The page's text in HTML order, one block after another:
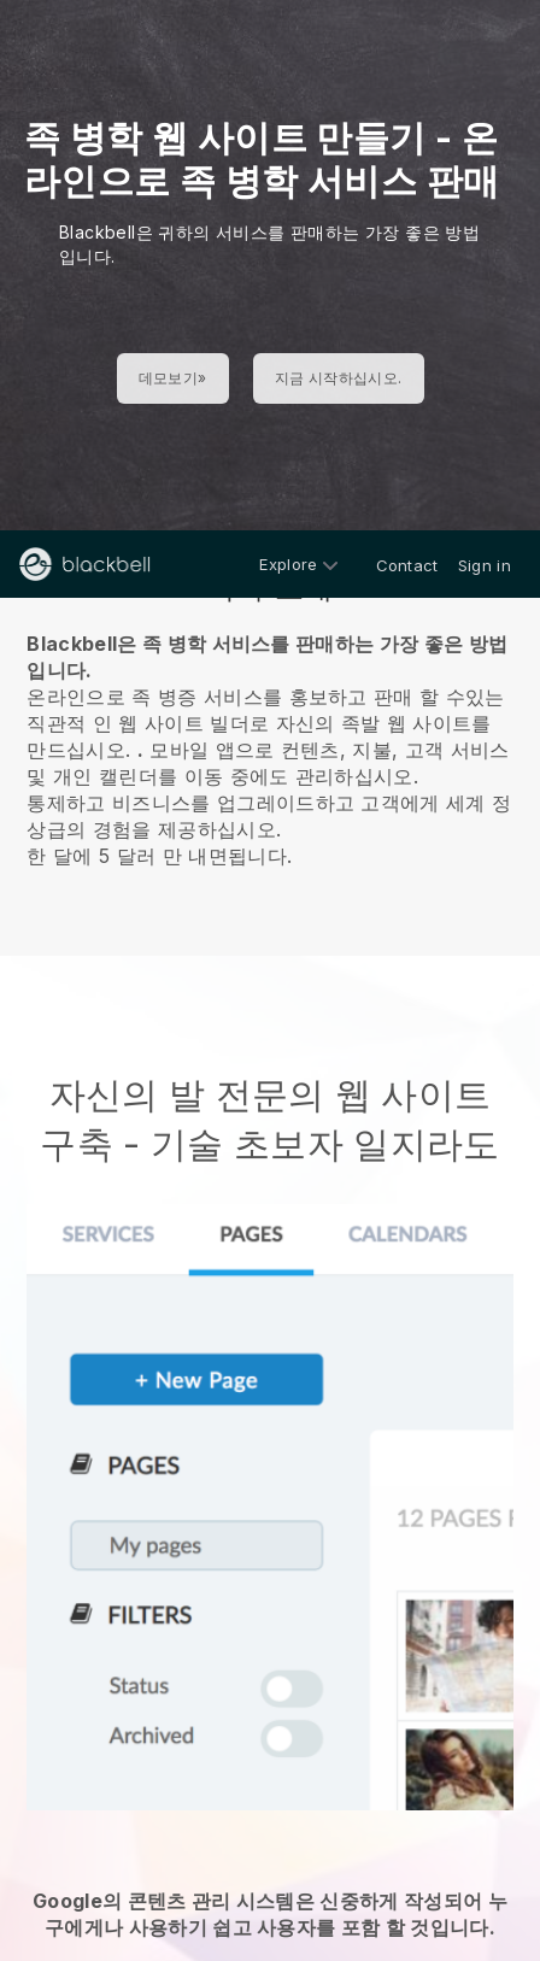
족 병학 웹 사이트 만들기 - 온
라인으로 족 병학 서비스 판매
Blackbell은 귀하의 서비스를 판매하는 가장 좋은 방법
입니다.
데모보기» 지금 시작하십시오.
Explore Contact Sign in
Blackbell은 족 병학 서비스를 판매하는 가장 좋은 방법
입니다.
온라인으로 족 병증 서비스를 홍보하고 판매 할 수있는
직관적 인 웹 사이트 빌더로 자신의 족발 웹 사이트를
만드십시오. . 모바일 앱으로 컨텐츠, 지불, 고객 서비스
및 개인 캘린더를 이동 중에도 관리하십시오.
통제하고 비즈니스를 업그레이드하고 고객에게 세계 정
상급의 경험을 제공하십시오.
한 달에 5 달러 만 내면됩니다.
자신의 발 전문의 웹 사이트
구축 - 기술 초보자 일지라도
Google의 콘텐츠 관리 시스템은 신중하게 작성되어 누
구에게나 사용하기 쉽고 사용자를 포함 할 것입니다.